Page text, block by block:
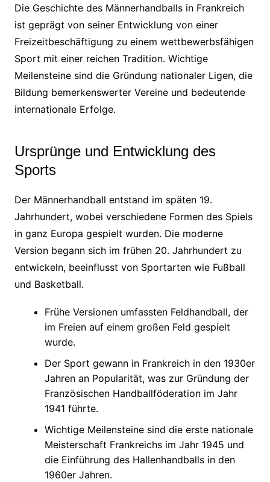
Die Geschichte des Männerhandballs in Frankreich
ist geprägt von seiner Entwicklung von einer
Freizeitbeschäftigung zu einem wettbewerbsfähigen
Sport mit einer reichen Tradition. Wichtige
Meilensteine sind die Gründung nationaler Ligen, die
Bildung bemerkenswerter Vereine und bedeutende
internationale Erfolge.
Ursprünge und Entwicklung des
Sports
Der Männerhandball entstand im späten 19.
Jahrhundert, wobei verschiedene Formen des Spiels
in ganz Europa gespielt wurden. Die moderne
Version begann sich im frühen 20. Jahrhundert zu
entwickeln, beeinflusst von Sportarten wie Fußball
und Basketball.
Frühe Versionen umfassten Feldhandball, der
im Freien auf einem großen Feld gespielt
wurde.
Der Sport gewann in Frankreich in den 1930er
Jahren an Popularität, was zur Gründung der
Französischen Handballföderation im Jahr
1941 führte.
Wichtige Meilensteine sind die erste nationale
Meisterschaft Frankreichs im Jahr 1945 und
die Einführung des Hallenhandballs in den
1960er Jahren.